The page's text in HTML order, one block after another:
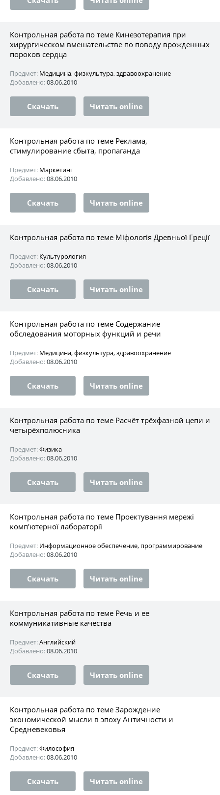
Контрольная работа по теме Кинезотерапия при
хирургическом вмешательстве по поводу врожденных
пороков сердца
Предмет: Медицина, физкультура, здравоохранение
Добавлено:08.06.2010
Скачать Читать online
Контрольная работа по теме Реклама,
стимулирование сбыта, пропаганда
Предмет: Маркетинг
Добавлено:08.06.2010
Скачать Читать online
Контрольная работа по теме Міфологія Древньої Греції
Предмет: Культурология
Добавлено:08.06.2010
Скачать Читать online
Контрольная работа по теме Содержание
обследования моторных функций и речи
Предмет: Медицина, физкультура, здравоохранение
Добавлено:08.06.2010
Скачать Читать online
Контрольная работа по теме Расчёт трёхфазной цепи и
четырёхполюсника
Предмет:Физика
Добавлено:08.06.2010
Скачать Читать online
Контрольная работа по теме Проектування мережі
комп'ютерної лабораторії
Предмет: Информационное обеспечение, программирование
Добавлено:08.06.2010
Скачать Читать online
Контрольная работа по теме Речь и ее
коммуникативные качества
Предмет:Английский
Добавлено:08.06.2010
Скачать Читать online
Контрольная работа по теме Зарождение
экономической мысли в эпоху Античности и
Средневековья
Предмет:Философия
Добавлено:08.06.2010
Скачать Читать online